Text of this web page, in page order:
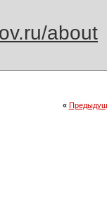
about
«